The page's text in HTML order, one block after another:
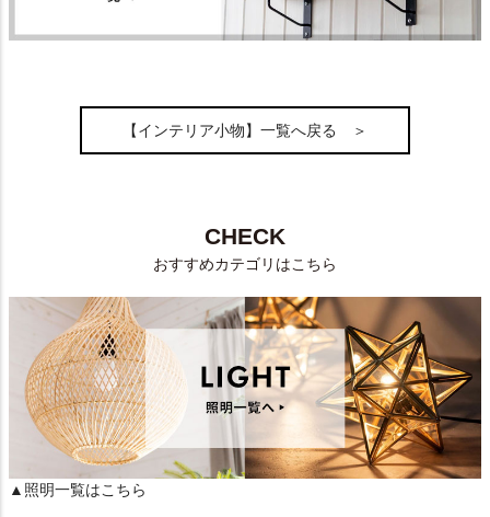
【インテリア小物】一覧へ戻る ＞
CHECK
おすすめカテゴリはこちら
▲照明一覧はこちら